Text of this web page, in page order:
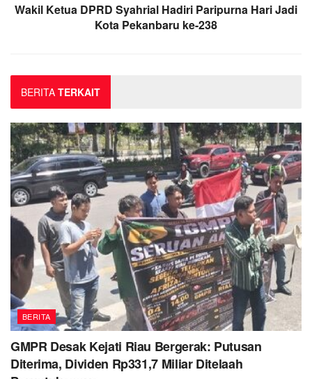
Wakil Ketua DPRD Syahrial Hadiri Paripurna Hari Jadi
Kota Pekanbaru ke-238
BERITA TERKAIT
BERITA
GMPR Desak Kejati Riau Bergerak: Putusan
Diterima, Dividen Rp331,7 Miliar Ditelaah